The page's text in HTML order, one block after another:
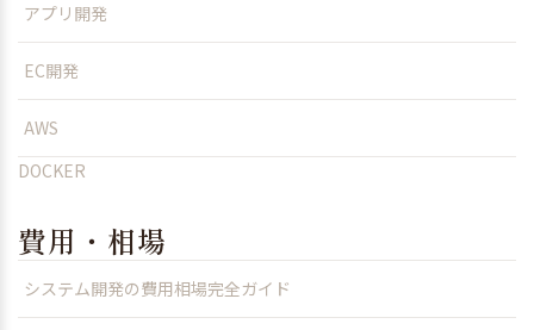
アプリ開発
EC開発
AWS
DOCKER
費用・相場
システム開発の費用相場完全ガイド